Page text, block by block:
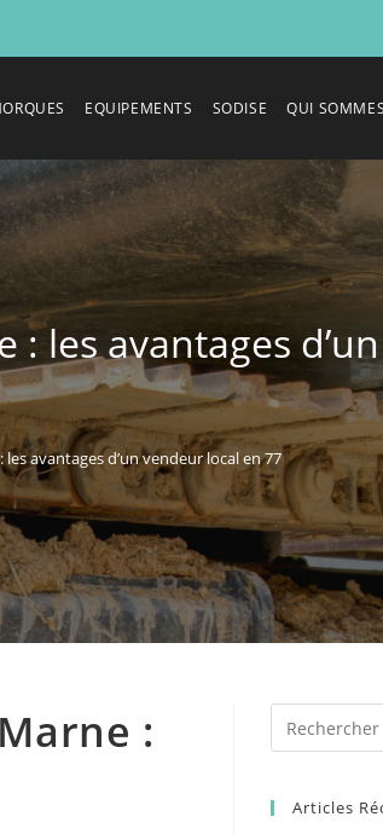
EQUIPEMENTS SODISE QUI
: les avantages
avantages d’un vendeur local en 77
:
Articles